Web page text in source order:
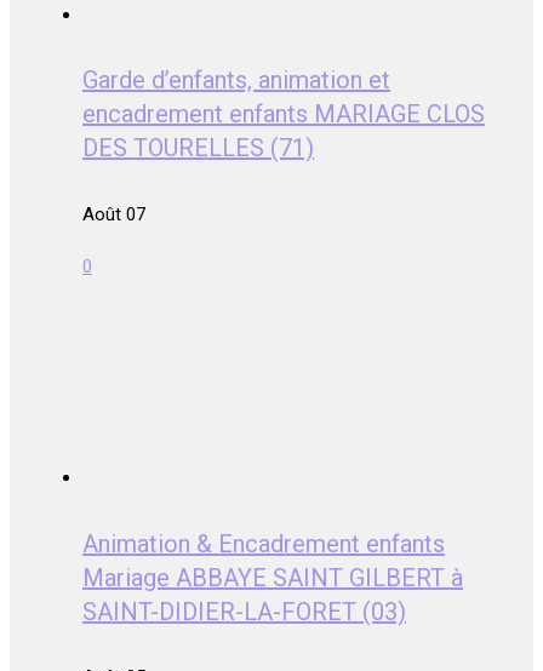
Garde d’enfants, animation et
encadrement enfants MARIAGE CLOS
DES TOURELLES (71)
Août 07
0
Animation & Encadrement enfants
Mariage ABBAYE SAINT GILBERT à
SAINT-DIDIER-LA-FORET (03)